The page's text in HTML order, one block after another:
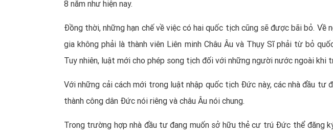
8 năm như hiện nay.
Đồng thời, những hạn chế về việc có hai quốc tịch cũng sẽ được bãi bỏ. Về
gia không phải là thành viên Liên minh Châu Âu và Thụy Sĩ phải từ bỏ
Tuy nhiên, luật mới cho phép song tịch đối với những người nước ngoài khi
Với những cải cách mới trong luật nhập quốc tịch Đức này, các nhà đầu tư
thành công dân Đức nói riêng và châu Âu nói chung.
Trong trường hợp nhà đầu tư đang muốn sở hữu thẻ cư trú Đức thể đăng